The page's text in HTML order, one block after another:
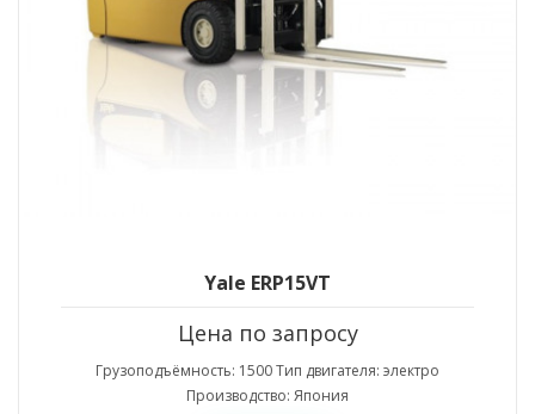
Yale ERP15VT
Цена по запросу
Грузоподъёмность: 1500 Тип двигателя: электро
Производство: Япония